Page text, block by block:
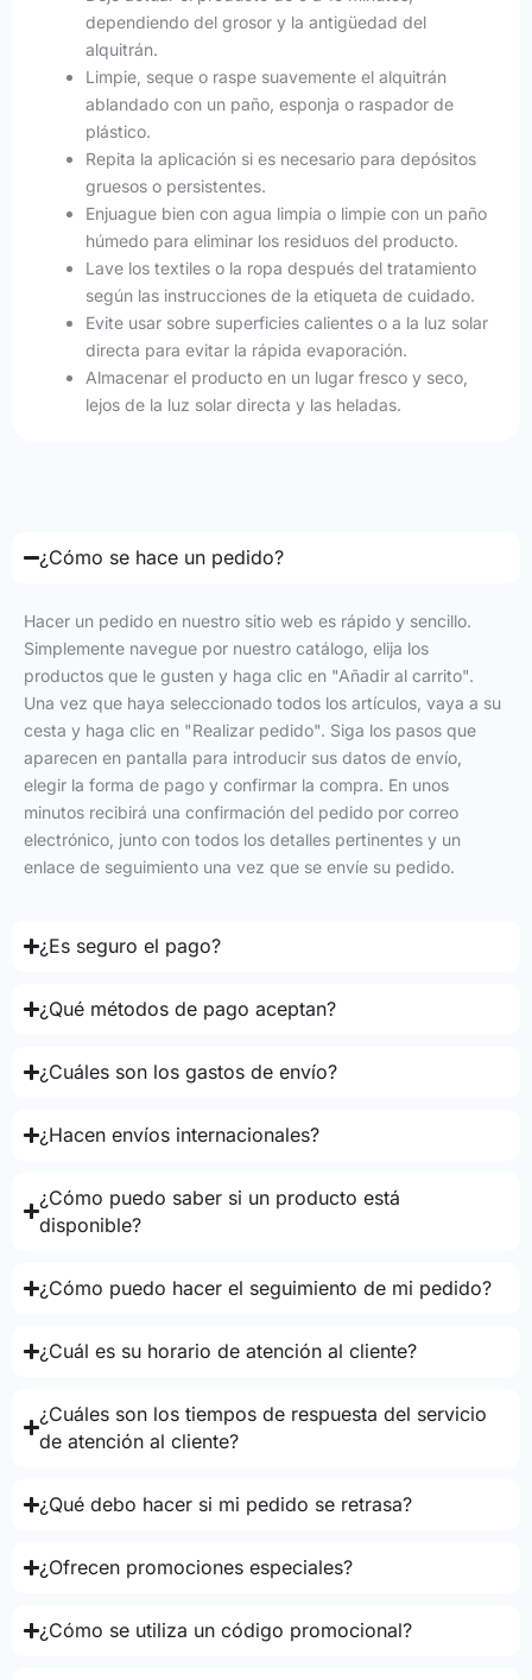
dependiendo del grosor y la antigüedad del
alquitrán.
Limpie, seque o raspe suavemente el alquitrán
ablandado con un paño, esponja o raspador de
plástico.
Repita la aplicación si es necesario para depósitos
gruesos o persistentes.
Enjuague bien con agua limpia o limpie con un paño
húmedo para eliminar los residuos del producto.
Lave los textiles o la ropa después del tratamiento
según las instrucciones de la etiqueta de cuidado.
Evite usar sobre superficies calientes o a la luz solar
directa para evitar la rápida evaporación.
Almacenar el producto en un lugar fresco y seco,
lejos de la luz solar directa y las heladas.
¿Cómo se hace un pedido?
Hacer un pedido en nuestro sitio web es rápido y sencillo.
Simplemente navegue por nuestro catálogo, elija los
productos que le gusten y haga clic en "Añadir al carrito".
Una vez que haya seleccionado todos los artículos, vaya a su
cesta y haga clic en "Realizar pedido". Siga los pasos que
aparecen en pantalla para introducir sus datos de envío,
elegir la forma de pago y confirmar la compra. En unos
minutos recibirá una confirmación del pedido por correo
electrónico, junto con todos los detalles pertinentes y un
enlace de seguimiento una vez que se envíe su pedido.
¿Es seguro el pago?
¿Qué métodos de pago aceptan?
¿Cuáles son los gastos de envío?
¿Hacen envíos internacionales?
¿Cómo puedo saber si un producto está
disponible?
¿Cómo puedo hacer el seguimiento de mi pedido?
¿Cuál es su horario de atención al cliente?
¿Cuáles son los tiempos de respuesta del servicio
de atención al cliente?
¿Qué debo hacer si mi pedido se retrasa?
¿Ofrecen promociones especiales?
¿Cómo se utiliza un código promocional?